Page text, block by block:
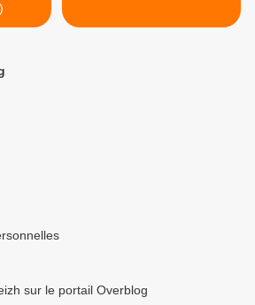
sur le portail Overblog